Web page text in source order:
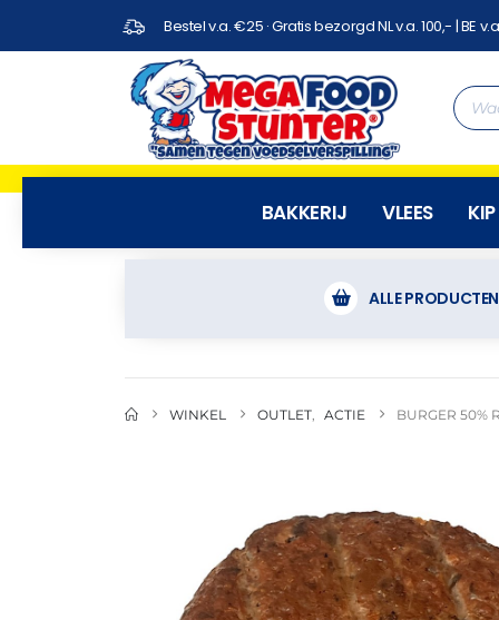
Bestel v.a. €25 · Gratis bezorgd NL v.a. 100,- | BE
BAKKERIJ VLEES KIP
ALLE PRODUCTEN
WINKEL OUTLET ACTIE BURGER 50%